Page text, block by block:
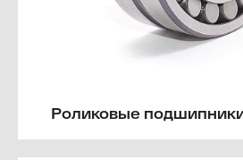
Роликовые